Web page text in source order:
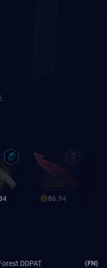
86.94
DDPAT (FN)